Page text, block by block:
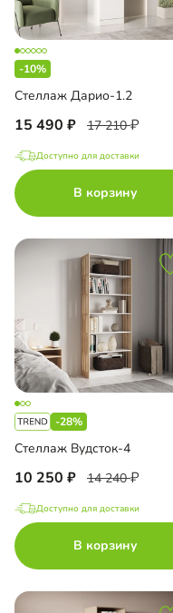
-10%
Стеллаж Дарио-1.2
15 490 17 210
Доступно для доставки
В корзину
-28%
Стеллаж Вудсток-4
10 250 14 240
Доступно для доставки
В корзину